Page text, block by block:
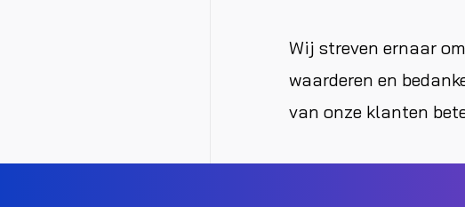
Wij streven ernaar
waarderen en
van onze klanten